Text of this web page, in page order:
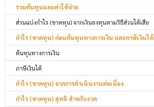
รวมต้นทุนและค่าใช้จ่าย
ส่วนแบ่งกำไร (ขาดทุน) จากเงินลงทุนตามวิธีส่วนได้เสีย
กำไร (ขาดทุน) ก่อนต้นทุนทางการเงิน และภาษีเงินได้
ต้นทุนทางการเงิน
ภาษีเงินได้
กำไร (ขาดทุน) จากการดำเนินงานต่อเนื่อง
กำไร (ขาดทุน) สุทธิ สำหรับงวด